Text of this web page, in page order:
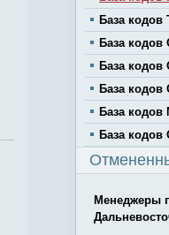
База
База кодов
База
База кодов
База кодов
База
Менеджеры